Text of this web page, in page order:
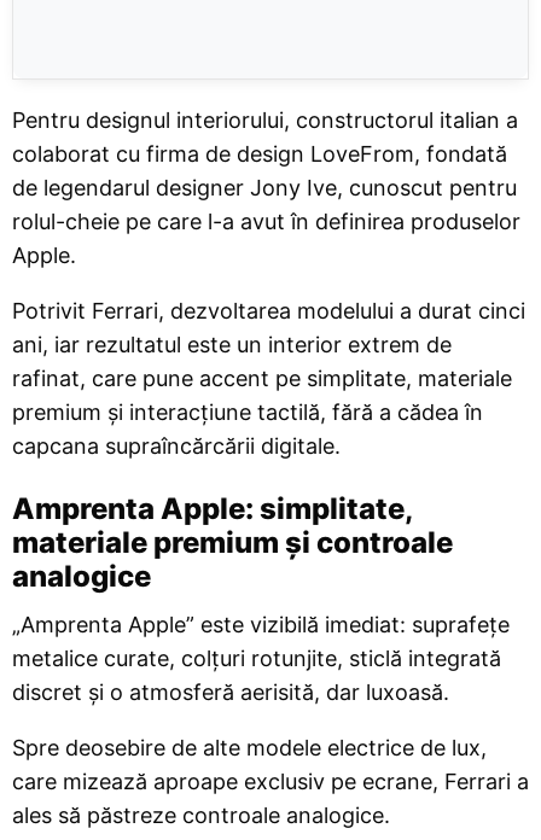
Pentru designul interiorului, constructorul italian a
colaborat cu firma de design LoveFrom, fondată
de legendarul designer Jony Ive, cunoscut pentru
rolul-cheie pe care l-a avut în definirea produselor
Apple.
Potrivit Ferrari, dezvoltarea modelului a durat cinci
ani, iar rezultatul este un interior extrem de
rafinat, care pune accent pe simplitate, materiale
premium și interacțiune tactilă, fără a cădea în
capcana supraîncărcării digitale.
Amprenta Apple: simplitate,
materiale premium și controale
analogice
„Amprenta Apple” este vizibilă imediat: suprafețe
metalice curate, colțuri rotunjite, sticlă integrată
discret și o atmosferă aerisită, dar luxoasă.
Spre deosebire de alte modele electrice de lux,
care mizează aproape exclusiv pe ecrane, Ferrari a
ales să păstreze controale analogice.